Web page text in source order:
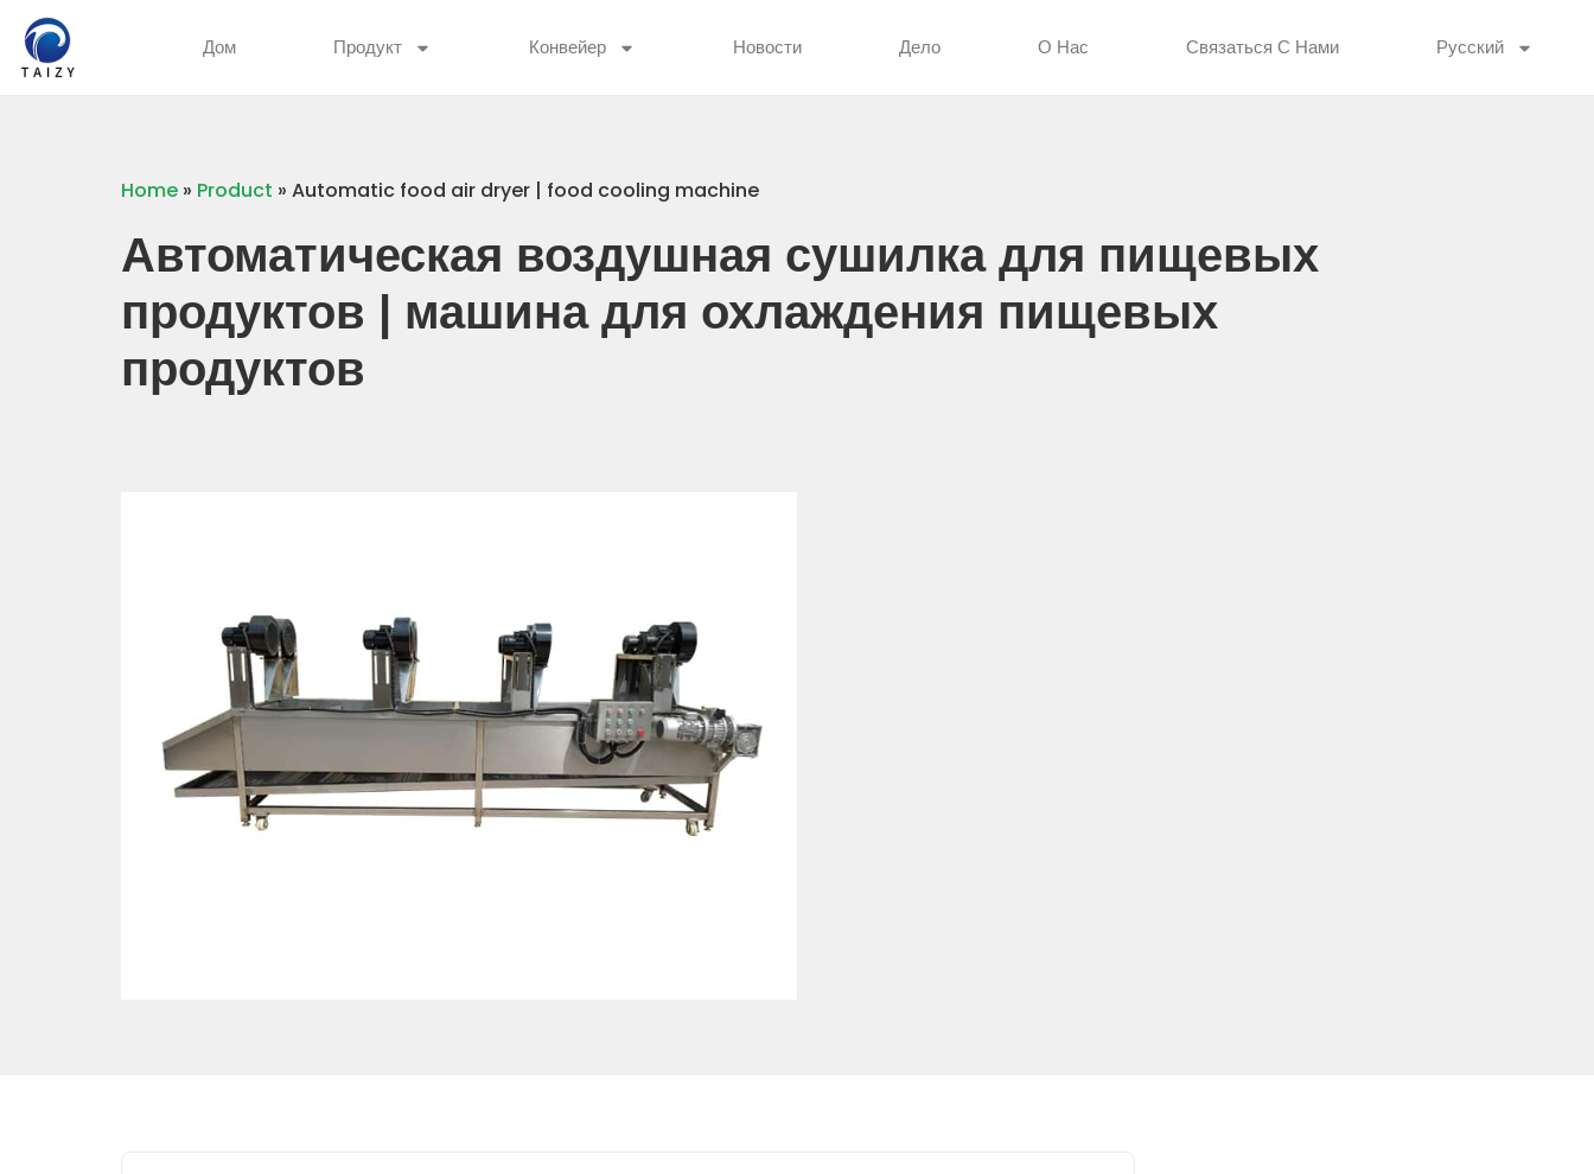
Дом Продукт Конвейер Новости Дело О Нас Связаться С Нами Русский
Home » Product » Automatic food air dryer | food cooling machine
Автоматическая воздушная сушилка для пищевых
продуктов | машина для охлаждения пищевых
продуктов